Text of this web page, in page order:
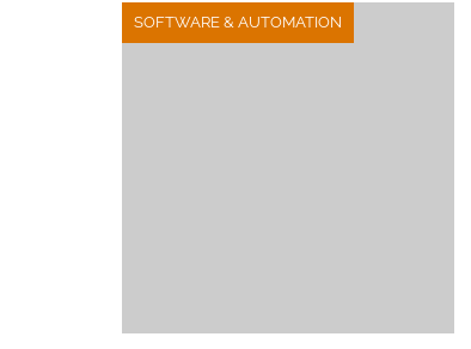
SOFTWARE & AUTOMATION